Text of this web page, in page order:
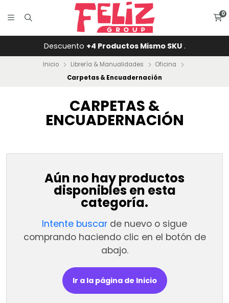
0
Descuento +4 Productos Mismo SKU.
Inicio Librería & Manualidades
Oficina
Carpetas & Encuadernación
CARPETAS &
ENCUADERNACIÓN
Aún no hay productos
disponibles en esta
categoría.
Intente buscar de nuevo o sigue
comprando haciendo clic en el botón de
abajo.
Ir a la página de Inicio